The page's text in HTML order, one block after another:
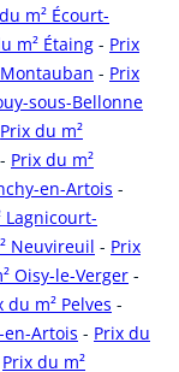
m² Écourt-
m² Étaing - Prix
- Prix
sous-Bellonne
Prix du m²
- Prix du m²
en-Artois -
Lagnicourt-
Neuvireuil - Prix
Oisy-le-Verger -
du m² Pelves -
en-Artois - Prix du
Prix du m²